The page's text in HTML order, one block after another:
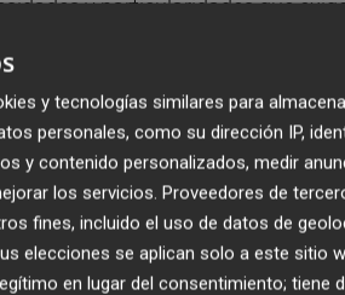
y particularidades que
a Cataluña -tras la negociación
singular a otras autonomías, lo
sobre sus deseos
iba a celebrar precisamente un
su oposición al cupo catalán.
homólogos que, directamente,
y tecnologías similares para
personales, como su dirección IP,
y contenido personalizados, medir
los servicios. Proveedores de
fines, incluido el uso de datos de
elecciones se aplican solo a este sitio
en lugar del consentimiento; tiene